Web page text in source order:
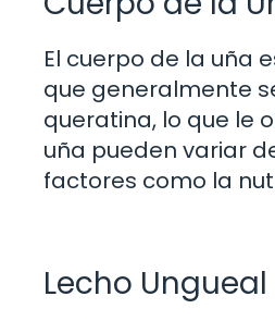
El cuerpo de la uña
que generalmente
queratina, lo que le
uña pueden variar
factores como la
Lecho Ungueal